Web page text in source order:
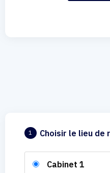
1 Choisir le lieu de
Cabinet 1